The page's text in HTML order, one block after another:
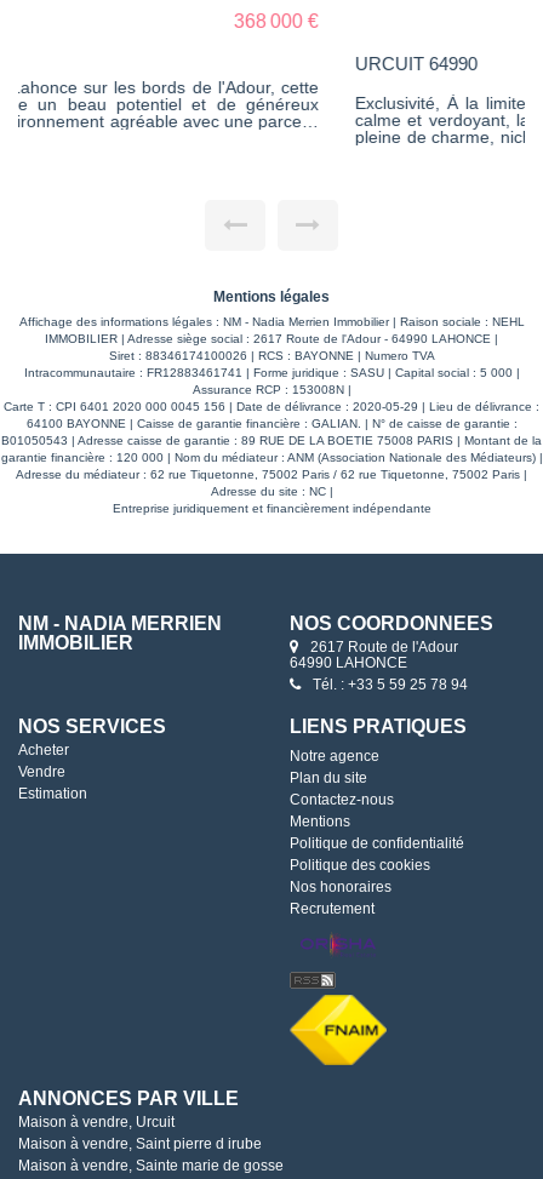
Exclusivité, À la limite de Lahonce, dans un environnement
calme et verdoyant, laissez-vous séduire par cette propriété
pleine de charme, nichée au coeur d'un parc clos de plus de
salon-séjour lumineux avec un poêle, ouvert sur une terrasse
spacieuses, 2 salles de bains et 3 WC indépendants. Le
sous-sol de 100m² vient compléter l'ensemble avec une salle
de sport, une buanderie, un atelier, une chaufferie et un
grand garage. À l'extérieur, tout est réuni pour profiter
pleinement du cadre : piscine, cuisine d'été couverte,
dépendance d'environ 24 m² à rénover, abri voiture d'environ
50 m², ainsi que plusieurs abris pour animaux, dont un
poulailler. Des travaux récents ont été réalisés entre 2021 et
2024 : assainissement, rafraîchissement des peintures
intérieures, installation d'une chaudière bois, remplacement
de certaines menuiseries? Un bien rare sur le secteur, offrant
un cadre de vie exceptionnel, de beaux volumes et un
potentiel remarquable, à seulement quelques minutes de
Bayonne. Une propriété à découvrir absolument.
Mentions légales
Affichage des informations légales : NM - Nadia Merrien Immobilier | Raison sociale : NEHL
IMMOBILIER | Adresse siège social : 2617 Route de l'Adour - 64990 LAHONCE |
Siret : 88346174100026 | RCS : BAYONNE | Numero TVA
Intracommunautaire : FR12883461741 | Forme juridique : SASU | Capital social : 5 000 |
Assurance RCP : 153008N |
Carte T : CPI 6401 2020 000 0045 156 | Date de délivrance : 2020-05-29 | Lieu de délivrance :
64100 BAYONNE | Caisse de garantie financière : GALIAN. | N° de caisse de garantie :
B01050543 | Adresse caisse de garantie : 89 RUE DE LA BOETIE 75008 PARIS | Montant de la
garantie financière : 120 000 | Nom du médiateur : ANM (Association Nationale des Médiateurs) |
Adresse du médiateur : 62 rue Tiquetonne, 75002 Paris / 62 rue Tiquetonne, 75002 Paris |
Adresse du site : NC |
Entreprise juridiquement et financièrement indépendante
NM - NADIA MERRIEN
IMMOBILIER
NOS COORDONNÉES
2617 Route de l'Adour
64990 LAHONCE
Tél. : +33 5 59 25 78 94
NOS SERVICES
Acheter
Vendre
Estimation
LIENS PRATIQUES
Notre agence
Plan du site
Contactez-nous
Mentions
Politique de confidentialité
Politique des cookies
Nos honoraires
Recrutement
ANNONCES PAR VILLE
Maison à vendre, Urcuit
Maison à vendre, Saint pierre d irube
Maison à vendre, Sainte marie de gosse